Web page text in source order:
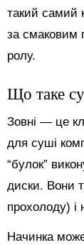
такий самий
за смаковим
ролу.
Що таке
Зовні — це
для суші
“булок”
диски. Вони
прохолоду) і
Начинка